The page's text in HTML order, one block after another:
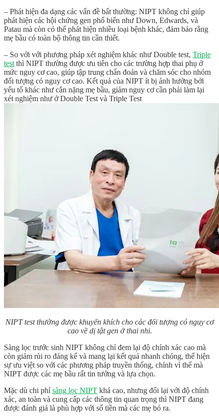
– Phát hiện đa dạng các vấn đề bất thường: NIPT không chỉ giúp
phát hiện các hội chứng gen phổ biến như Down, Edwards, và
Patau mà còn có thể phát hiện nhiều loại bệnh khác, đảm bảo rằng
mẹ bầu có toàn bộ thông tin cần thiết.
– So với với phương pháp xét nghiệm khác như Double test, Triple
testthì NIPT thường được ưu tiên cho các trường hợp thai phụ ở
mức nguy cơ cao, giúp tập trung chẩn đoán và chăm sóc cho nhóm
đối tượng có nguy cơ cao. Kết quả của NIPT ít bị ảnh hưởng bởi
yếu tố khác như cân nặng mẹ bầu, giảm nguy cơ cần phải làm lại
xét nghiệm như ở Double Test và Triple Test
NIPT test thường được khuyến khích cho các đối tượng có nguy cơ
cao về dị tật gen ở thai nhi.
Sàng lọc trước sinh NIPT không chỉ đem lại độ chính xác cao mà
còn giảm rủi ro đáng kể và mang lại kết quả nhanh chóng, thể hiện
sự ưu việt so với các phương pháp truyền thống, chính vì thế mà
NIPT được các mẹ bầu rất tin tưởng và lựa chọn.
Mặc dù chi phí sàng lọc NIPT khá cao, nhưng đổi lại với độ chính
xác, an toàn và cung cấp các thông tin quan trọng thì NIPT đang
được đánh giá là phù hợp với số tiền mà các mẹ bỏ ra.